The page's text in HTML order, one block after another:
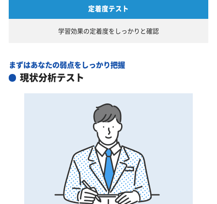
定着度テスト
学習効果の定着度を しっかりと確認
まずはあなたの弱点をしっかり把握
現状分析テスト